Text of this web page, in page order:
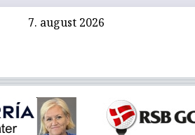
7. august 2026